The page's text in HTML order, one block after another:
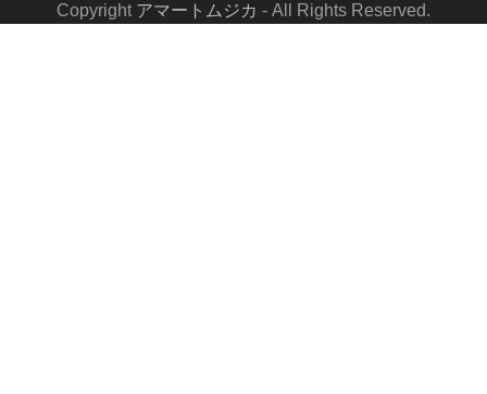
Copyright アマートムジカ - All Rights Reserved.